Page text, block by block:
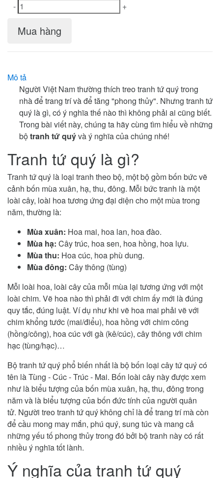
-
+
Mua hàng
Mô tả
Người Việt Nam thường thích treo tranh tứ quý trong
nhà để trang trí và để tăng "phong thủy". Nhưng tranh tứ
quý là gì, có ý nghĩa thế nào thì không phải ai cũng biết.
Trong bài viết này, chúng ta hãy cùng tìm hiểu về những
bộtranh tứ quývà ý nghĩa của chúng nhé!
Tranh tứ quý là gì?
Tranh tứ quý là loại tranh theo bộ, một bộ gồm bốn bức vẽ
cảnh bốn mùa xuân, hạ, thu, đông. Mỗi bức tranh là một
loài cây, loài hoa tương ứng đại diện cho một mùa trong
năm, thường là:
Mùa xuân: Hoa mai, hoa lan, hoa đào.
Mùa hạ: Cây trúc, hoa sen, hoa hồng, hoa lựu.
Mùa thu: Hoa cúc, hoa phù dung.
Mùa đông: Cây thông (tùng)
Mỗi loài hoa, loài cây của mỗi mùa lại tương ứng với một
loài chim. Vẽ hoa nào thì phải đi với chim ấy mới là đúng
quy tắc, đúng luật. Ví dụ như khi vẽ hoa mai phải vẽ với
chim khổng tước (mai/điểu), hoa hồng với chim công
(hồng/công), hoa cúc với gà (kê/cúc), cây thông với chim
hạc (tùng/hạc)…
Bộ tranh tứ quý phổ biến nhất là bộ bốn loại cây tứ quý có
tên là Tùng - Cúc - Trúc - Mai. Bốn loài cây này được xem
như là biểu tượng của bốn mùa xuân, hạ, thu, đông trong
năm và là biểu tượng của bốn đức tính của người quân
tử. Người treo tranh tứ quý không chỉ là để trang trí mà còn
để cầu mong may mắn, phú quý, sung túc và mang cả
những yếu tố phong thủy trong đó bởi bộ tranh này có rất
nhiều ý nghĩa tốt lành.
Ý nghĩa của tranh tứ quý